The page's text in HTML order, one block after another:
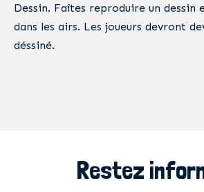
Dessin. Faîtes reproduire un dessin
dans les airs. Les joueurs devront
déssiné.
Restez